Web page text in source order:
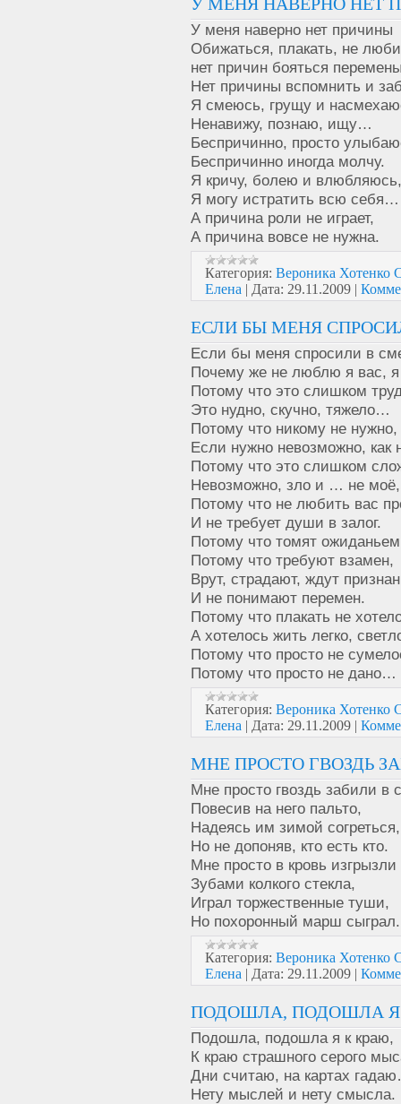
У меня наверно нет причины
Обижаться, плакать, не
нет причин бояться
Нет причины вспомнить и
Я смеюсь, грущу и
Ненавижу, познаю, ищу…
Беспричинно, просто
Беспричинно иногда молчу.
Я кричу, болею и влюбляюсь,
Я могу истратить всю себя…
А причина роли не играет,
А причина вовсе не нужна.
Категория: Вероника
Елена | Дата: 29.11.2009 |
ЕСЛИ БЫ МЕНЯ
Если бы меня спросили в
Почему же не люблю я вас, я
Потому что это слишком
Это нудно, скучно, тяжело…
Потому что никому не нужно,
Если нужно невозможно, как
Потому что это слишком
Невозможно, зло и … не моё,
Потому что не любить вас
И не требует души в залог.
Потому что томят
Потому что требуют взамен,
Врут, страдают, ждут
И не понимают перемен.
Потому что плакать не
А хотелось жить легко,
Потому что просто не
Потому что просто не дано…
Категория: Вероника
Елена | Дата: 29.11.2009 |
МНЕ ПРОСТО ГВОЗДЬ
Мне просто гвоздь забили в
Повесив на него пальто,
Надеясь им зимой согреться,
Но не допоняв, кто есть кто.
Мне просто в кровь
Зубами колкого стекла,
Играл торжественные туши,
Но похоронный марш сыграл.
Категория: Вероника
Елена | Дата: 29.11.2009 |
ПОДОШЛА, ПОДОШЛА Я
Подошла, подошла я к краю,
К краю страшного серого
Дни считаю, на картах
Нету мыслей и нету смысла.